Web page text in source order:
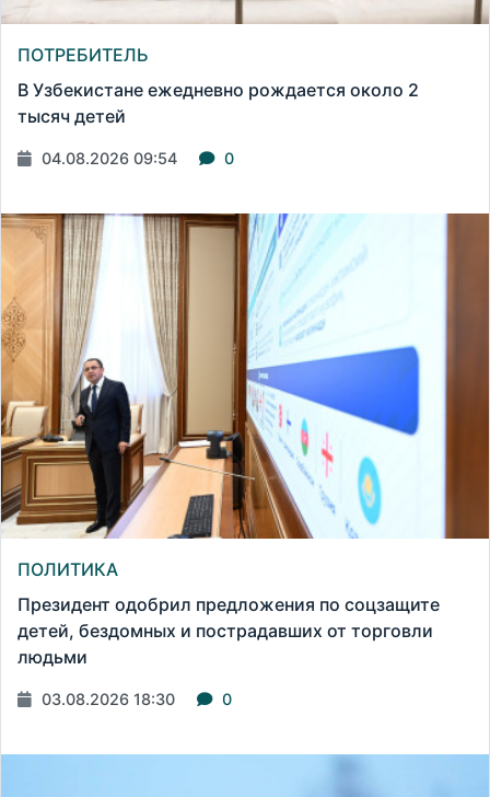
ПОТРЕБИТЕЛЬ
В Узбекистане ежедневно рождается около 2
тысяч детей
04.08.2026 09:54 0
ПОЛИТИКА
Президент одобрил предложения по соцзащите
детей, бездомных и пострадавших от торговли
людьми
03.08.2026 18:30 0